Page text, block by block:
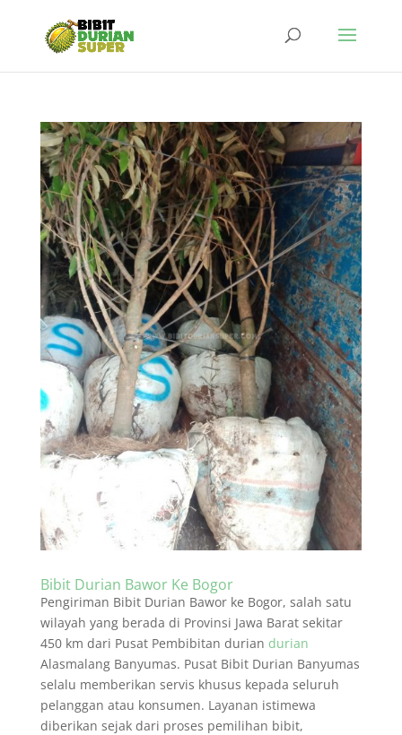
Bibit Durian Bawor Ke Bogor
Pengiriman Bibit Durian Bawor ke Bogor, salah satu
wilayah yang berada di Provinsi Jawa Barat sekitar
450 km dari Pusat Pembibitan durian durian
Alasmalang Banyumas. Pusat Bibit Durian Banyumas
selalu memberikan servis khusus kepada seluruh
pelanggan atau konsumen. Layanan istimewa
diberikan sejak dari proses pemilihan bibit,